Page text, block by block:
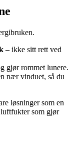
– ikke sitt rett ved
gjør rommet lunere.
nær vinduet, så du
løsninger som en
som gjør